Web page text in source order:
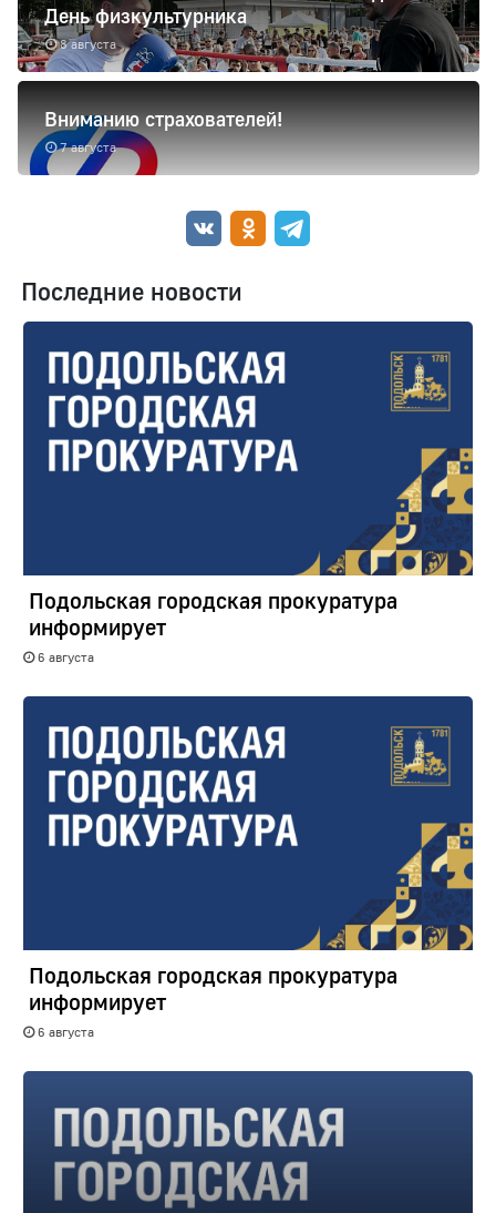
8 августа
День физкультурника
7 августа
Вниманию страхователей!
Последние новости
Подольская городская прокуратура
информирует
6 августа
Подольская городская прокуратура
информирует
6 августа